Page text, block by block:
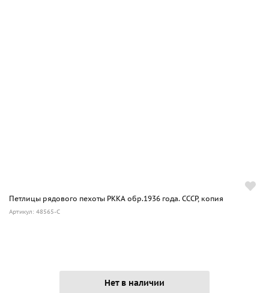
Петлицы рядового пехоты РККА обр.1936 года. СССР, копия
Артикул: 48565-С
Нет в наличии